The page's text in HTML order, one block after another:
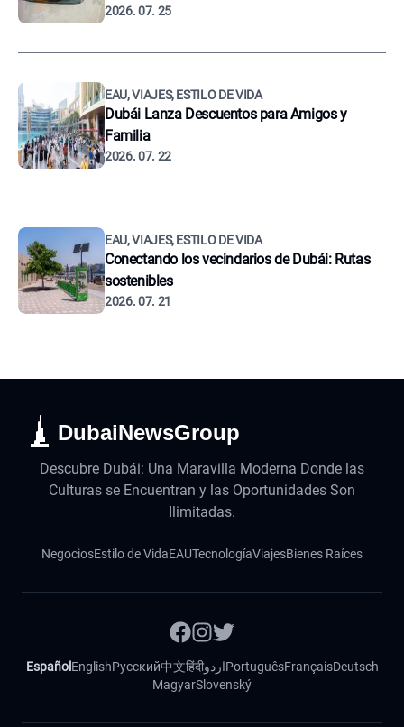
2026. 07. 25
EAU, VIAJES, ESTILO DE VIDA
Dubái Lanza Descuentos para Amigos y
Familia
2026. 07. 22
EAU, VIAJES, ESTILO DE VIDA
Conectando los vecindarios de Dubái: Rutas
sostenibles
2026. 07. 21
DubaiNewsGroup
Descubre Dubái: Una Maravilla Moderna Donde las
Culturas se Encuentran y las Oportunidades Son
Ilimitadas.
NegociosEstilo de VidaEAUTecnologíaViajesBienes Raíces
Español EnglishРусский中文हिंदीاردوPortuguêsFrançaisDeutsch
MagyarSlovenský